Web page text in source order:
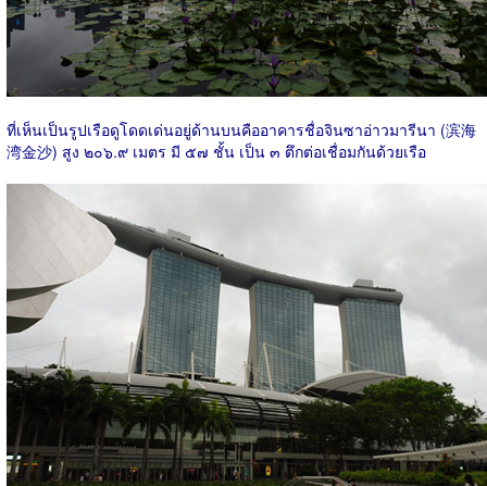
ที่เห็นเป็นรูปเรือดูโดดเด่นอยู่ด้านบนคืออาคารชื่อจินซาอ่าวมารีนา (滨海
湾金沙) สูง ๒๐๖.๙ เมตร มี ๕๗ ชั้น เป็น ๓ ตึกต่อเชื่อมกันด้วยเรือ